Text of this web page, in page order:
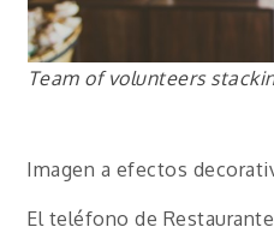
Team of volunteers
Imagen a efectos
El teléfono de